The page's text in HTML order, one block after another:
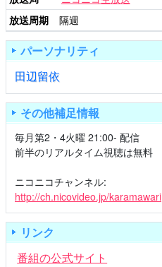
放送周期
隔週
パーソナリティ
田辺留依
その他補足情報
毎月第2・4火曜 21:00- 配信
前半のリアルタイム視聴は無料
ニコニコチャンネル:
http://ch.nicovideo.jp/karamawari
リンク
番組の公式サイト